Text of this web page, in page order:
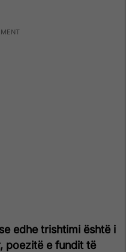
edhe trishtimi është i
poezitë e fundit të